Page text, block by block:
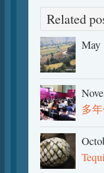
Related
May
多